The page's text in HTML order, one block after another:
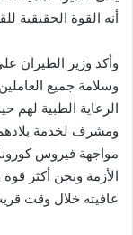
أنه القوة الحقيقية
وأكد وزير الطيران
وسلامة جميع
الرعاية الطبية لهم
ومشرف لخدمة
مواجهة فيروس
الأزمة ونحن أكثر
عافيته خلال وقت